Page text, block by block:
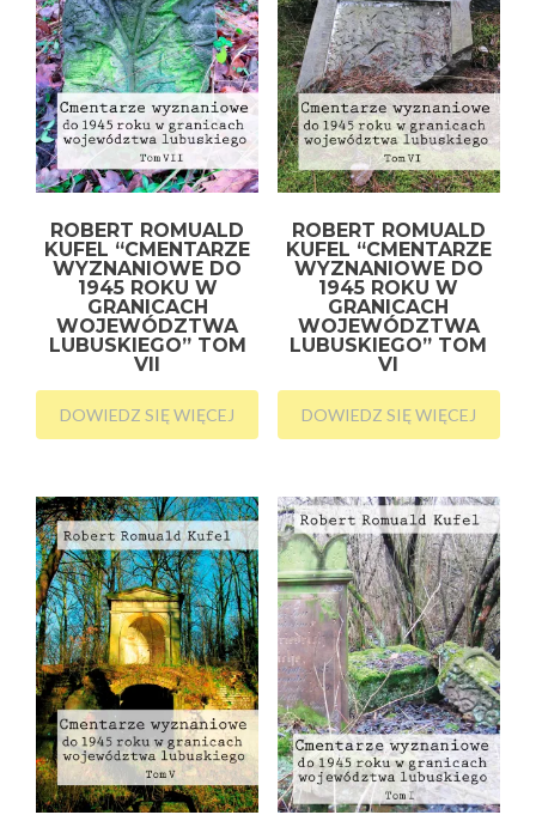
ROBERT ROMUALD
KUFEL “CMENTARZE
WYZNANIOWE DO
1945 ROKU W
GRANICACH
WOJEWÓDZTWA
LUBUSKIEGO” TOM
VII
DOWIEDZ SIĘ WIĘCEJ
ROBERT ROMUALD
KUFEL “CMENTARZE
WYZNANIOWE DO
1945 ROKU W
GRANICACH
WOJEWÓDZTWA
LUBUSKIEGO” TOM
VI
DOWIEDZ SIĘ WIĘCEJ